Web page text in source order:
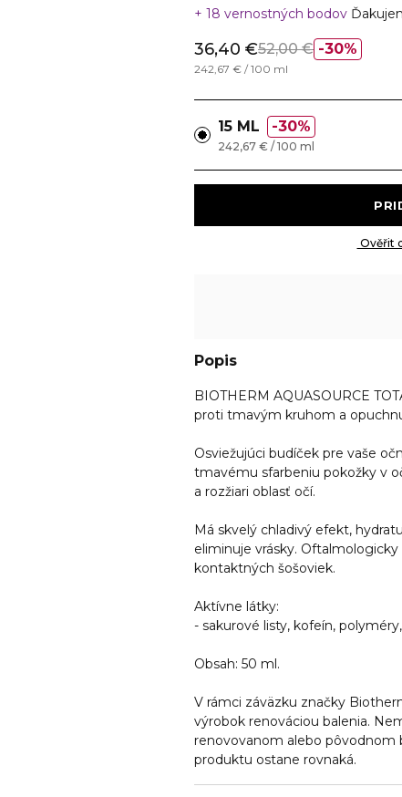
18 vernostných bodov
30%
36,40 €52,00 €
242,67 € / 100 ml
15 ML 30%
242,67 € / 100 ml
Popis
BIOTHERM AQUASOURCE
proti tmavým kruhom a
Osviežujúci budíček pre vaše
tmavému sfarbeniu pokožky v
a rozžiari oblasť očí.
Má skvelý chladivý efekt,
eliminuje vrásky.
kontaktných šošoviek.
Aktívne látky:
- sakurové listy, kofeín,
Obsah: 50 ml.
V rámci záväzku značky
výrobok renováciou balenia.
renovovanom alebo pôvodnom
produktu ostane rovnaká.